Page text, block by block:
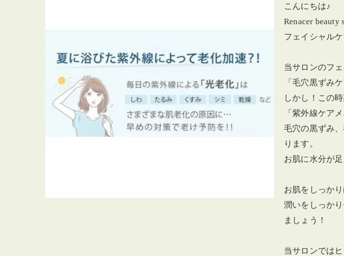
こんにちは♪
Renacer beauty
フェイシャル
当サロンのフ
「毛穴黒ずみ
しかし！この
「紫外線ケア
毛穴の黒ずみ
ります。
お肌に水分が
お肌をしっか
潤いをしっか
ましょう！
当サロンでは